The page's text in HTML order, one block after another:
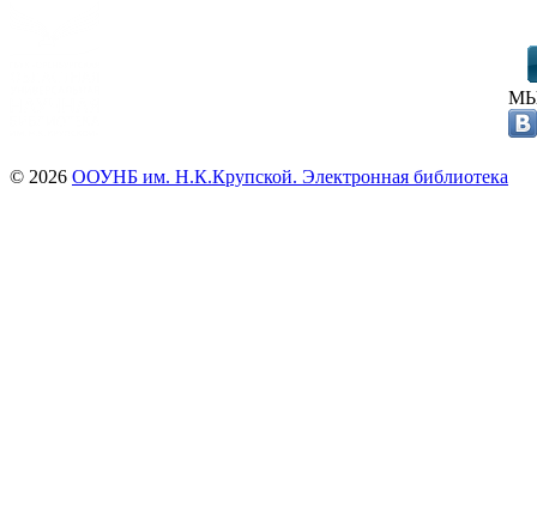
© 2026 ООУНБ им. Н.К.Крупской. Электронная библиотека